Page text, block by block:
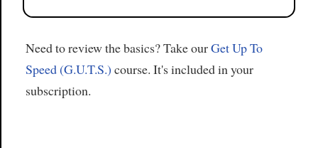
Need to review the basics? Take ourGet Up To
Speed (G.U.T.S.) course. It's included in your
subscription.